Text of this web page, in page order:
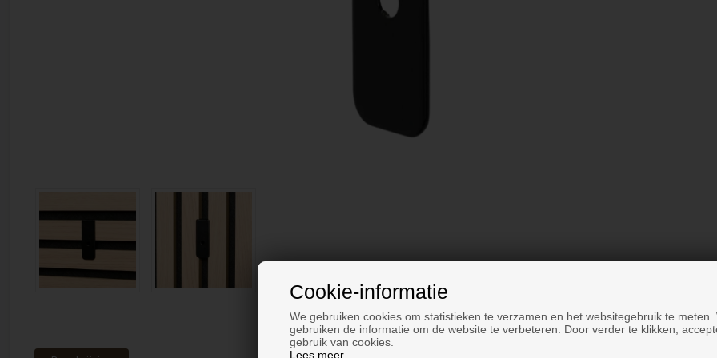
Cookie-informatie
We gebruiken cookies om statistieken te verzamen en het websitegebruik te meten.
gebruiken de informatie om de website te verbeteren. Door verder te klikken,
gebruik van cookies.
Lees meer